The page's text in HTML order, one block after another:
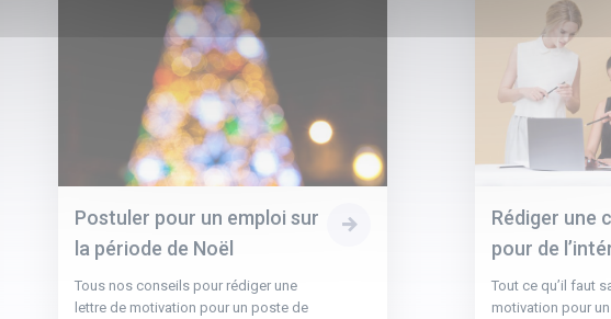
Postuler pour un emploi sur
la période de Noël
Tous nos conseils pour rédiger une
lettre de motivation pour un poste de
Rédiger une
pour de
Tout ce qu’il faut
motivation pour